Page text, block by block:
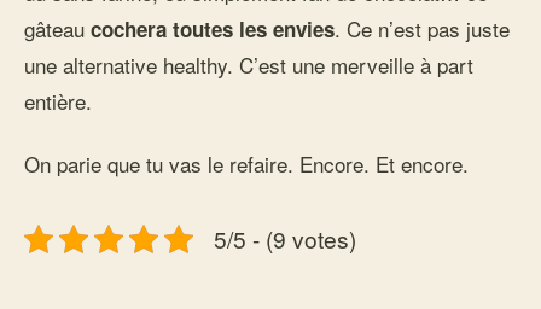
gâteau cochera toutes les envies. Ce n’est pas juste
une alternative healthy. C’est une merveille à part
entière.
On parie que tu vas le refaire. Encore. Et encore.
5/5 - (9 votes)